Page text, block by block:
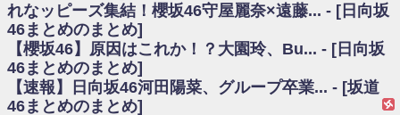
乃木坂46アンテナ / 【櫻坂46】ミーグリで喧嘩！？山下瞳月、これはマジ
ギレしてる
乃木坂あんてな ～乃木坂46・欅坂46・日向坂46のニュース・情報・話題
をピックアップ / れなッピーズ集結！櫻坂46守屋麗奈×遠藤理子、8/6「ラヴィ
ット！」水曜スタジオ出演決定
日向坂46まとめのまとめ / 【日向坂46】富田鈴花、次の事務所が決まって
そう！？
れなッピーズ集結！櫻坂46守屋麗奈×遠藤... - [日向坂
46まとめのまとめ]
【櫻坂46】原因はこれか！？大園玲、Bu... - [日向坂
46まとめのまとめ]
【速報】日向坂46河田陽菜、グループ卒業... - [坂道
46まとめのまとめ]